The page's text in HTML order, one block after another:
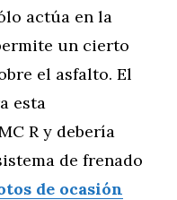
actúa en la
un cierto
el asfalto. El
esta
R y debería
de frenado
de ocasión